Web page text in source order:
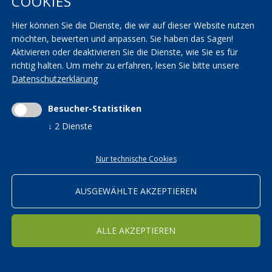
AGBs
Seminarräume
Transparenzbestimmungen
KVW Reisen
KVW Patronat
Impressum|Privacy|
kvwbildung@pec.rolmail.net
ORTSGRUPPEN
Bildung in den KVW Ortsgruppen
Hier können Sie die Dienste, die wir auf dieser Website nutzen
möchten, bewerten und anpassen. Sie haben das Sagen!
Aktivieren oder deaktivieren Sie die Dienste, wie Sie es für
richtig halten. Um mehr zu erfahren, lesen Sie bitte unsere
Datenschutzerklärung
Besucher-Statistiken
↓ 2 Dienste
Nur technische Cookies
AUSGEWÄHLTE AKZEPTIEREN
ALLE AKZEPTIEREN